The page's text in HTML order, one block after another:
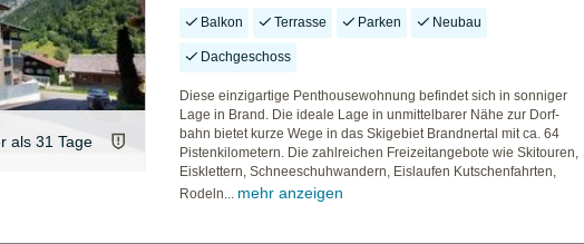
als 31 Tage
Balkon Terrasse Parken Neubau
Dachgeschoss
Diese einzigartige Penthousewohnung befindet sich in sonniger
Lage in Brand. Die ideale Lage in unmittelbarer Nähe zur Dorf-
bahn bietet kurze Wege in das Skigebiet Brandnertal mit ca. 64
Pistenkilometern. Die zahlreichen Freizeitangebote wie Skitouren,
Eisklettern, Schneeschuhwandern, Eislaufen Kutschenfahrten,
Rodeln... mehr anzeigen